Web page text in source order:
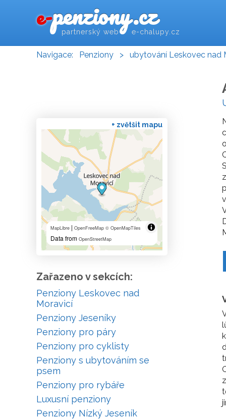
e-penziony.cz
partnerský web e-chalupy.cz
Navigace: Penziony > ubytování Leskovec nad
+ zvětšit mapu
MapLibre | OpenFreeMap © OpenMapTiles
Data from OpenStreetMap
Zařazeno v sekcích:
Penziony Leskovec nad
Moravicí
Penziony Jeseníky
Penziony pro páry
Penziony pro cyklisty
Penziony s ubytováním se
psem
Penziony pro rybáře
Luxusní penziony
Penziony Nízký Jeseník